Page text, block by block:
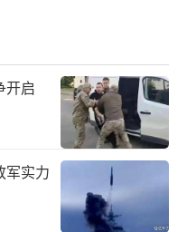
开启
军实力